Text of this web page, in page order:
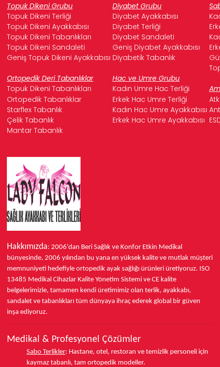
Topuk Dikeni Grubu Diyabet Grubu
Topuk Dikeni Terliği
Diyabet Ayakkabısı
Topuk Dikeni Ayakkabısı
Diyabet Terliği
Topuk Dikeni Tabanlıkları
Diyabet Sandaleti
Topuk Dikeni Sandaleti
Geniş Diyabet Ayakkabısı
Geniş Topuk Dikeni Ayakkabısı Diyabetik Tabanlık
Ortopedik Deri Tabanlıklar
Hac ve Umre Grubu
Topuk Dikeni Tabanlıkları
Kadın Umre Hac Terliği
Ortopedik Tabanlıklar
Erkek Hac Umre Terliği
Starflex Tabanlık
Kadın Hac Umre Ayakkabısı
Çelik Tabanlık
Erkek Hac Umre Ayakkabısı
Mantar Tabanlık
Hakkımızda: 2006'dan Beri Sağlık ve Konfor Etkin Medikal
bünyesinde, 2006 yılından bu yana en yüksek kalite ve mutlak müşteri
memnuniyeti hedefiyle ortopedik ayak sağlığı ürünleri üretiyoruz. ISO
13485 Medikal Cihazlar Kalite Yönetim Sistemi ve CE kalite
belgelerimizle, tamamen kendi üretimimiz olan terlik, ayakkabı,
sandalet ve tabanlıkları tüm dünyaya ihraç ederek global bir güven
inşa ediyoruz.
Medikal & Profesyonel Çözümler
Sabo Terlikler: Hastane, otel, restoran ve temizlik personeli için
kaymaz tabanlı, tam ortopedik modeller.